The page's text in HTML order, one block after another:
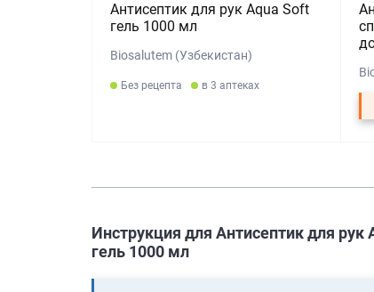
Антисептик для рук Aqua Soft
гель 1000 мл
Biosalutem (Узбекистан)
Без рецепта в 3 аптеках
Инструкция для Антисептик для рук
гель 1000 мл